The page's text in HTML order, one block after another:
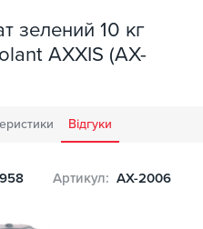
зелений 10 кг
AXXIS (AX-
Відгуки
Артикул: AX-2006